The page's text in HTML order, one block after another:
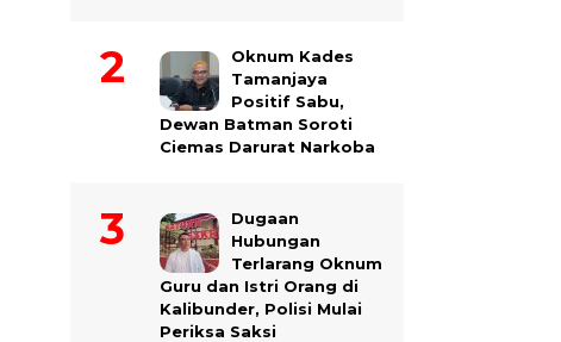
Oknum Kades
Tamanjaya
Positif Sabu,
Dewan Batman Soroti
Ciemas Darurat Narkoba
Dugaan
Hubungan
Terlarang Oknum
Guru dan Istri Orang di
Kalibunder, Polisi Mulai
Periksa Saksi